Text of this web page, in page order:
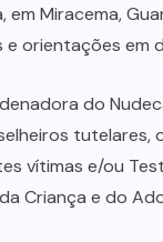
Miracema,
orientações em
do
vítimas e/ou
Criança e do